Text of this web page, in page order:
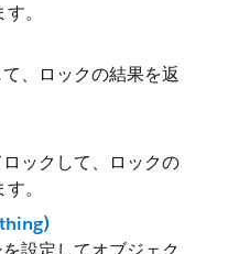
。
、ロックの結果を返
ックして、ロックの
。